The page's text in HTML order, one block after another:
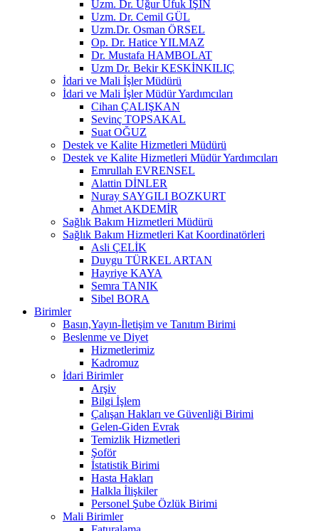
Uzm. Dr. Uğur Ufuk IŞIN
Uzm. Dr. Cemil GÜL
Uzm.Dr. Osman ÖRSEL
Op. Dr. Hatice YILMAZ
Dr. Mustafa HAMBOLAT
Uzm Dr. Bekir KESKİNKILIÇ
İdari ve Mali İşler Müdürü
İdari ve Mali İşler Müdür Yardımcıları
Cihan ÇALIŞKAN
Sevinç TOPSAKAL
Suat OĞUZ
Destek ve Kalite Hizmetleri Müdürü
Destek ve Kalite Hizmetleri Müdür Yardımcıları
Emrullah EVRENSEL
Alattin DİNLER
Nuray SAYGILI BOZKURT
Ahmet AKDEMİR
Sağlık Bakım Hizmetleri Müdürü
Sağlık Bakım Hizmetleri Kat Koordinatörleri
Asli ÇELİK
Duygu TÜRKEL ARTAN
Hayriye KAYA
Semra TANIK
Sibel BORA
Birimler
Basın,Yayın-İletişim ve Tanıtım Birimi
Beslenme ve Diyet
Hizmetlerimiz
Kadromuz
İdari Birimler
Arşiv
Bilgi İşlem
Çalışan Hakları ve Güvenliği Birimi
Gelen-Giden Evrak
Temizlik Hizmetleri
Şoför
İstatistik Birimi
Hasta Hakları
Halkla İlişkiler
Personel Şube Özlük Birimi
Mali Birimler